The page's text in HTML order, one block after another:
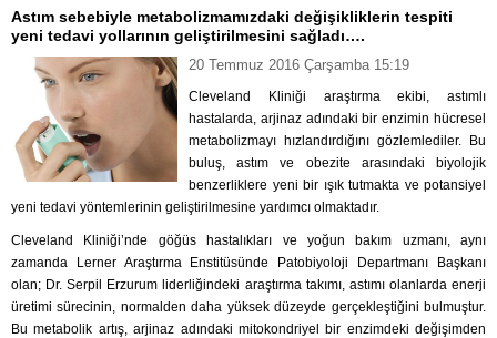
Astım sebebiyle metabolizmamızdaki değişikliklerin tespiti
yeni tedavi yollarının geliştirilmesini sağladı….
20 Temmuz 2016 Çarşamba 15:19
Cleveland Kliniği araştırma ekibi, astımlı
hastalarda, arjinaz adındaki bir enzimin hücresel
metabolizmayı hızlandırdığını gözlemlediler. Bu
buluş, astım ve obezite arasındaki biyolojik
benzerliklere yeni bir ışık tutmakta ve potansiyel
yeni tedavi yöntemlerinin geliştirilmesine yardımcı olmaktadır.
Cleveland Kliniği’nde göğüs hastalıkları ve yoğun bakım uzmanı, aynı
zamanda Lerner Araştırma Enstitüsünde Patobiyoloji Departmanı Başkanı
olan; Dr. Serpil Erzurum liderliğindeki araştırma takımı, astımı olanlarda enerji
üretimi sürecinin, normalden daha yüksek düzeyde gerçekleştiğini bulmuştur.
Bu metabolik artış, arjinaz adındaki mitokondriyel bir enzimdeki değişimden